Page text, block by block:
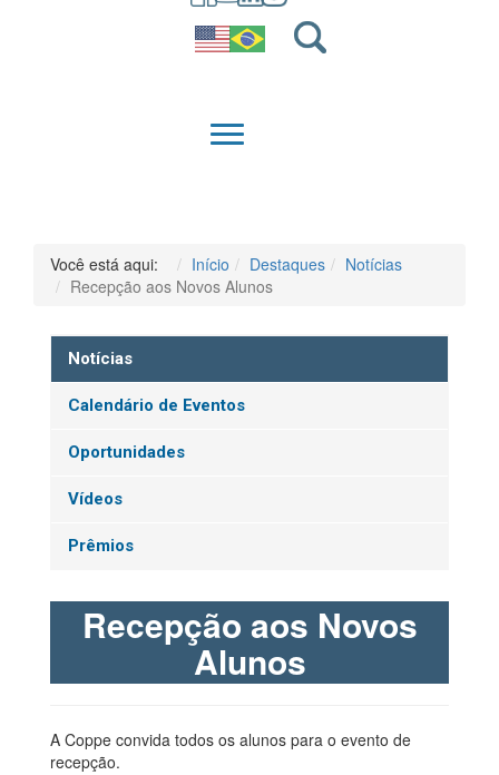
QUEM SOMOS
Você está aqui: Início Destaques
Notícias
Recepção aos Novos Alunos
Notícias
Calendário de Eventos
Oportunidades
Vídeos
Prêmios
Recepção aos Novos
Alunos
A Coppe convida todos os alunos para o evento de
recepção.